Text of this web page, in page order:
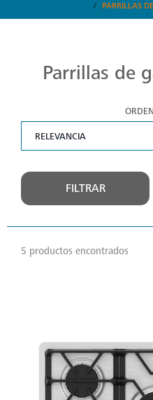
PARRILLAS
Parrillas de
FILTRAR
5 productos encontrados